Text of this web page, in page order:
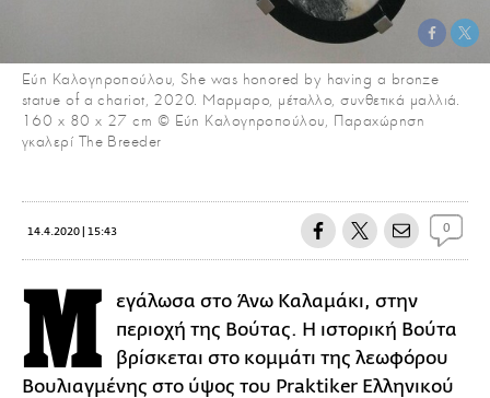
Εύη Καλογηροπούλου, She was honored by having a bronze
statue of a chariot, 2020. Mαρμαρο, μέταλλο, συνθετικά μαλλιά.
160 x 80 x 27 cm © Εύη Καλογηροπούλου, Παραχώρηση
γκαλερί The Breeder
14.4.2020 | 15:43 0
Μ
εγάλωσα στο Άνω Καλαμάκι, στην
περιοχή της Βούτας. Η ιστορική Βούτα
βρίσκεται στο κομμάτι της λεωφόρου
Βουλιαγμένης στο ύψος του Praktiker Ελληνικού